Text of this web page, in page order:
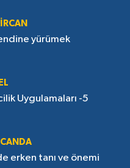
yürümek
Uygulamaları -5
CANDA
erken tanı ve önemi